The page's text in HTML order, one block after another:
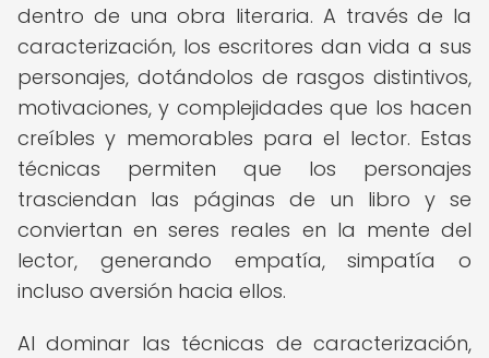
dentro de una obra literaria. A través de la
caracterización, los escritores dan vida a sus
personajes, dotándolos de rasgos distintivos,
motivaciones, y complejidades que los hacen
creíbles y memorables para el lector. Estas
técnicas permiten que los personajes
trasciendan las páginas de un libro y se
conviertan en seres reales en la mente del
lector, generando empatía, simpatía o
incluso aversión hacia ellos.
Al dominar las técnicas de caracterización,